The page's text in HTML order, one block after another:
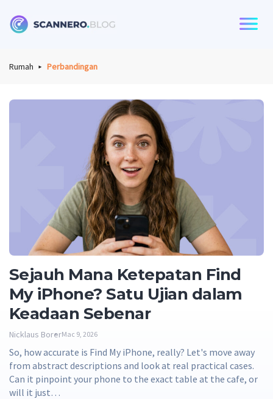
Rumah Perbandingan
Sejauh Mana Ketepatan Find
My iPhone? Satu Ujian dalam
Keadaan Sebenar
Nicklaus BorerMac 9, 2026
So, how accurate is Find My iPhone, really? Let's move away
from abstract descriptions and look at real practical cases.
Can it pinpoint your phone to the exact table at the cafe, or
will it just…